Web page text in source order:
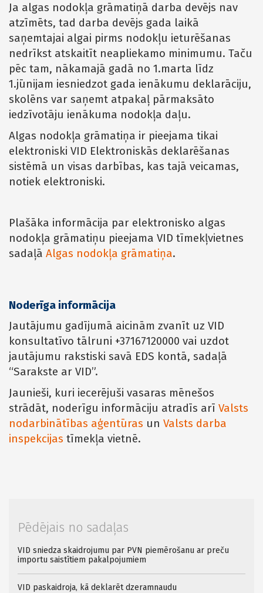
Ja algas nodokļa grāmatiņā darba devējs nav
atzīmēts, tad darba devējs gada laikā
saņemtajai algai pirms nodokļu ieturēšanas
nedrīkst atskaitīt neapliekamo minimumu. Taču
pēc tam, nākamajā gadā no 1.marta līdz
1.jūnijam iesniedzot gada ienākumu deklarāciju,
skolēns var saņemt atpakaļ pārmaksāto
iedzīvotāju ienākuma nodokļa daļu.
Algas nodokļa grāmatiņa ir pieejama tikai
elektroniski VID Elektroniskās deklarēšanas
sistēmā un visas darbības, kas tajā veicamas,
notiek elektroniski.
Plašāka informācija par elektronisko algas
nodokļa grāmatiņu pieejama VID tīmekļvietnes
sadaļā Algas nodokļa grāmatiņa.
Noderīga informācija
Jautājumu gadījumā aicinām zvanīt uz VID
konsultatīvo tālruni +37167120000 vai uzdot
jautājumu rakstiski savā EDS kontā, sadaļā
“Sarakste ar VID”.
Jaunieši, kuri iecerējuši vasaras mēnešos
strādāt, noderīgu informāciju atradīs arī Valsts
nodarbinātības aģentūras un Valsts darba
inspekcijas tīmekļa vietnē.
Pēdējais no sadaļas
VID sniedza skaidrojumu par PVN piemērošanu ar preču
importu saistītiem pakalpojumiem
VID paskaidroja, kā deklarēt dzeramnaudu